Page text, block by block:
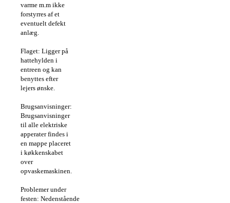
varme m.m ikke
forstyrres af et
eventuelt defekt
anlæg.
Flaget: Ligger på
hattehylden i
entreen og kan
benyttes efter
lejers ønske.
Brugsanvisninger:
Brugsanvisninger
til alle elektriske
apperater findes i
en mappe placeret
i køkkenskabet
over
opvaskemaskinen.
Problemer under
festen: Nedenstående